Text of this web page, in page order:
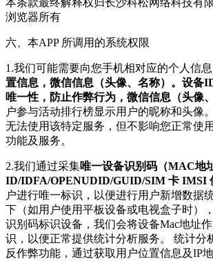
本条款最终解释权归长沙科松网络科技有
浏览器所有
六、本APP 所调用的系统权限
1.我们可能需要向您手机相对应的个人信
置信息，微信信息（头像、名称）。设备
唯一性，防止作弊行为，微信信息（头像
户参与活动排行榜显示用户的昵称和头像
无法使用该特定服务，但不影响您正常使
功能及服务。
2.我们通过采集唯一设备识别码（MAC地
ID/IDFA/OPENUDID/GUID/SIM 卡 IMSI
户进行唯一标识，以便进行用户新增数据
下（如用户使用平板设备或电视盒子时）
识别码标识设备，我们会将设备Mac地址
识，以便正常提供统计分析服务。 统计分
反作弊功能，通过获取用户位置信息及IP